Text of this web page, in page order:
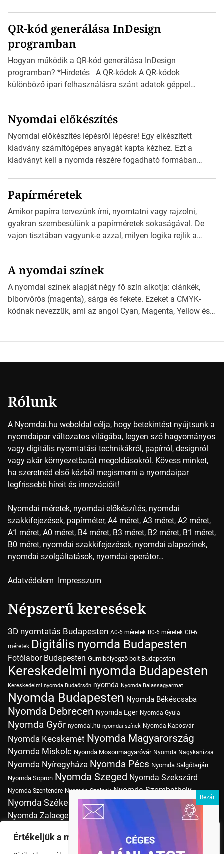
Értékeljük a magánéletét
mutatja az A4-es papírlaphoz viszonyítva. Az amerikai és
észak-amerikai boríték méretére az ISO 216 nem
vonatkozik. Boríték méretének táblázata C0-tól […]
QR-kód generálása InDesign
programban
Hogyan működik a QR-kód generálása InDesign
programban? *Hirdetés A QR-kódok A QR-kódok
különböző ipari felhasználásra szánt adatok géppel
okostelefonjára telepíthet egy QR-kód-leolvasó
alkalmazást, ami leolvasni és dekódolni képes az URL-
információt és átirányítja a telefon böngészőjét a cég
weblapjára. A QR-kód beolvasása után a felhasználó
Nyomdai előkészítés
Nyomdai előkészítés lépésről lépésre! Egy elkészített
kiadvány számítógépes anyagát kapta kézhez. Ezt a
kiadványt kell a nyomda részére fogadható formában
Illustratorban készült vektorgrafika. *Hirdetés Minden
esetben konzultáljunk a nyomdával, mielőtt elkezdjük a
nyomdai előkészítést!Nehogy az elkészült munka után
derüljön ki, hogy valamit másképp kellett volna csinálni! […]
Papírméretek
Amikor papírra tervezünk írni, nyomtatni vagy rajzolni,
gyakran szembesülünk a papírméretek sokaságával. De
vajon tisztában vagyunk-e azzal, milyen logika rejlik a
*Hirdetés Ebben a cikkben a papírméretek izgalmas
világába kalauzolunk el téged, hogy jobban megértsd,
milyen szempontok alapján érdemes választanod a
jövőben. Bevezetés a papírméretek világába A […]
A nyomdai színek
A nyomdai színek alapját négy fő szín alkotja: ciánkék,
bíborvörös (magenta), sárga és fekete. Ezeket a CMYK-
kódnak nevezzük, ami az angol Cyan, Magenta, Yellow és
Rólunk
A Nyomdai.hu weboldal célja, hogy betekintést nyújtsunk a
nyomdaipar változatos világába, legyen szó hagyományos
vagy digitális nyomtatási technikákról, papírról, designról
vagy akár környezetbarát megoldásokról. Kövess minket,
ha szeretnéd első kézből megismerni a nyomdaipar
legfrissebb híreit és innovációit!
Nyomdai méretek, nyomdai előkészítés, nyomdai
szakkifejezések, papírméter, A4 méret, A3 méret, A2 méret,
A1 méret, A0 méret, B4 méret, B3 méret, B2 méret, B1 méret,
B0 méret, nyomdai szakkifejezések, nyomdai alapszínek,
nyomdai szolgáltatások, nyomdai operátor…
Adatvédelem Impresszum
Népszerű keresések
3D nyomtatás Budapesten A0-6 méretek B0-6 méretek C0-6
méretek Digitális nyomda Budapesten
Fotólabor Budapesten Gumibélyegző bolt Budapesten
Kereskedelmi nyomda Budapesten
Kereskedelmi nyomda Budaörsön nyomda Nyomda Balassagyarmat
Nyomda Budapesten Nyomda Békéscsaba
Nyomda Debrecen Nyomda Eger Nyomda Gyula
Nyomda Győr nyomdai.hu nyomdai színek Nyomda Kaposvár
Nyomda Kecskemét Nyomda Magyarország
Nyomda Miskolc Nyomda Mosonmagyaróvár Nyomda Nagykanizsa
Nyomda Nyíregyháza Nyomda Pécs Nyomda Salgótarján
Nyomda Sopron Nyomda Szeged Nyomda Szekszárd
Nyomda Szentendre Nyomda Szolnok Nyomda Szombathely
Nyomda Székesfehérvár Nyomda Tatabánya Nyomda Vác
Nyomda Zalaegerszeg Nyomda Érd nyomtatás
Nyomtatás Budapesten
Pólónyomtatás Budapesten Szitanyomda Budapesten